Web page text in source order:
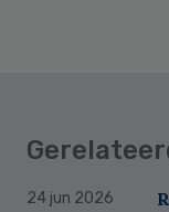
24 jun 2026